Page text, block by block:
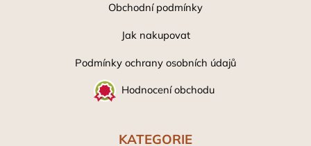
Obchodní podmínky
Jak nakupovat
Podmínky ochrany osobních údajů
Hodnocení obchodu
KATEGORIE